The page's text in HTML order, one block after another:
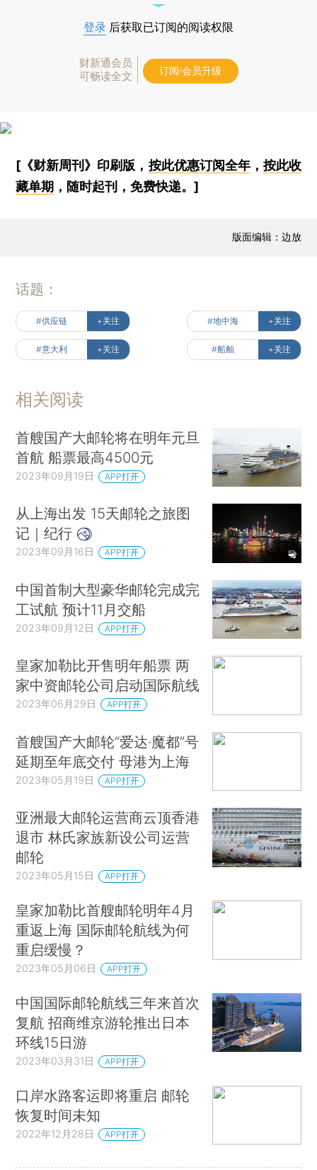
登录 后获取已订阅的阅读权限
财新通会员
可畅读全文
订阅/会员升级
[《财新周刊》印刷版， 按此优惠订阅全年， 按此收
藏单期 ，随时起刊，免费快递。]
版面编辑：边放
话题：
#供应链 +关注 #地中海 +关注
#意大利 +关注 #船舶 +关注
相关阅读
首艘国产大邮轮将在明年元旦
首航 船票最高4500元
2023年09月19日 APP打开
从上海出发 15天邮轮之旅图
记｜纪行
2023年09月16日 APP打开
中国首制大型豪华邮轮完成完
工试航 预计11月交船
2023年09月12日 APP打开
皇家加勒比开售明年船票 两
家中资邮轮公司启动国际航线
2023年06月29日 APP打开
首艘国产大邮轮“爱达·魔都”号
延期至年底交付 母港为上海
2023年05月19日 APP打开
亚洲最大邮轮运营商云顶香港
退市 林氏家族新设公司运营
邮轮
2023年05月15日 APP打开
皇家加勒比首艘邮轮明年4月
重返上海 国际邮轮航线为何
重启缓慢？
2023年05月06日 APP打开
中国国际邮轮航线三年来首次
复航 招商维京游轮推出日本
环线15日游
2023年03月31日 APP打开
口岸水路客运即将重启 邮轮
恢复时间未知
2022年12月28日 APP打开